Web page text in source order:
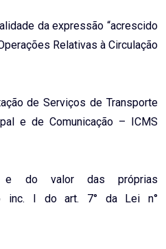
da expressão “acrescido
Relativas à Circulação
de Serviços de Transporte
e de Comunicação – ICMS
e do valor das próprias
inc. I do art. 7° da Lei n°